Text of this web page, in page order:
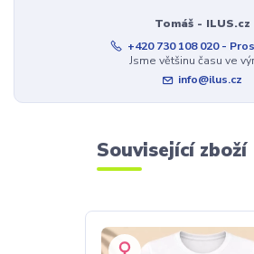
Tomáš - ILUS.cz
+420 730 108 020 -
Jsme většinu času ve
info@ilus.cz
Související zboží